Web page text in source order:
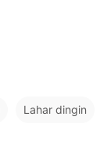
Lahar dingin